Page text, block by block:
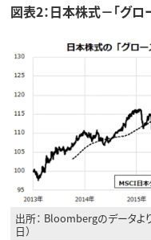
図表2：日本株式－「グ
出所： Bloombergのデータ
日）